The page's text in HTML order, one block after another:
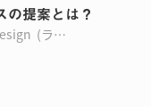
提案とは？
(ラ…